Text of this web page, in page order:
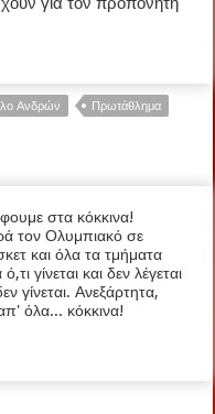
Ανδρών Πρωτάθλημα
στα κόκκινα!
τον Ολυμπιακό σε
και όλα τα τμήματα
γίνεται και δεν λέγεται
γίνεται. Ανεξάρτητα,
όλα... κόκκινα!